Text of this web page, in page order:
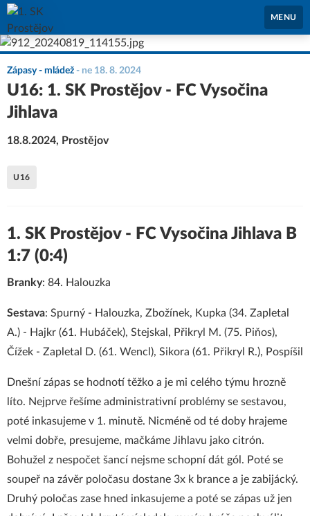
1. SK Prostějov
MENU
Zápasy - mládež - ne 18. 8. 2024
U16: 1. SK Prostějov - FC Vysočina
Jihlava
18.8.2024, Prostějov
U16
1. SK Prostějov - FC Vysočina Jihlava B
1:7 (0:4)
Branky: 84. Halouzka
Sestava: Spurný - Halouzka, Zbožínek, Kupka (34. Zapletal
A.) - Hajkr (61. Hubáček), Stejskal, Přikryl M. (75. Piňos),
Čížek - Zapletal D. (61. Wencl), Sikora (61. Přikryl R.), Pospíšil
Dnešní zápas se hodnotí těžko a je mi celého týmu hrozně
líto. Nejprve řešíme administrativní problémy se sestavou,
poté inkasujeme v 1. minutě. Nicméně od té doby hrajeme
velmi dobře, presujeme, mačkáme Jihlavu jako citrón.
Bohužel z nespočet šancí nejsme schopní dát gól. Poté se
soupeř na závěr poločasu dostane 3x k brance a je zabijácký.
Druhý poločas zase hned inkasujeme a poté se zápas už jen